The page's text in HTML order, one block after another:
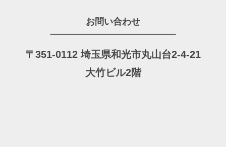
お問い合わせ
〒351-0112 埼玉県和光市丸山台2-4-21
大竹ビル2階